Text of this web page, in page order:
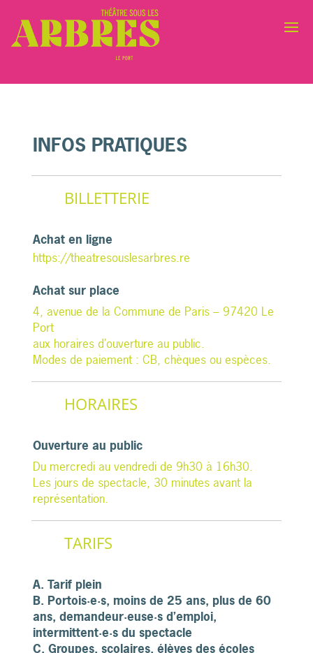
INFOS PRATIQUES
BILLETTERIE
Achat en ligne
https://theatresouslesarbres.re
Achat sur place
4, avenue de la Commune de Paris – 97420 Le
Port
aux horaires d’ouverture au public.
Modes de paiement : CB, chèques ou espèces.
HORAIRES
Ouverture au public
Du mercredi au vendredi de 9h30 à 16h30.
Les jours de spectacle, 30 minutes avant la
représentation.
TARIFS
A. Tarif plein
B. Portois·e·s, moins de 25 ans, plus de 60
ans, demandeur·euse·s d’emploi,
intermittent·e·s du spectacle
C. Groupes, scolaires, élèves des écoles